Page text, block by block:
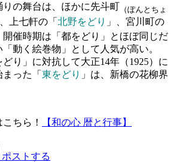
の舞台は、ほかに先斗町 （ぽんとちょ
上七軒の「 北野をどり 」、宮川町の
開催時期は「都をどり」とほぼ同じだ
動く絵巻物」として人気が高い。
り」に対抗して大正14年（1925）に
った「 東をどり 」は、新橋の花柳界
ちら！ 【和の心 暦と行事】
ポストする